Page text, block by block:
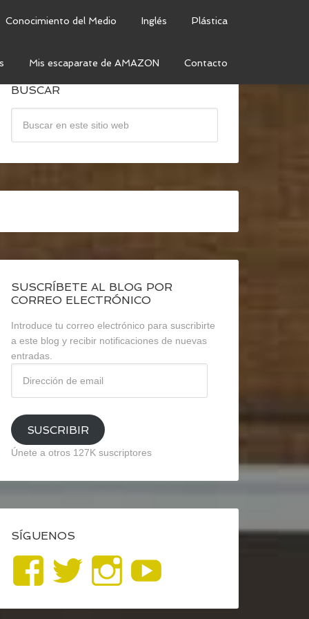
Conocimiento del Medio Inglés Plástica
Mis escaparate de AMAZON Contacto
BUSCAR
SUSCRÍBETE AL BLOG POR
CORREO ELECTRÓNICO
Introduce tu correo electrónico para suscribirte
a este blog y recibir notificaciones de nuevas
entradas.
email
SUSCRIBIR
Únete a otros 127K suscriptores
SÍGUENOS
Ver
perfil
Ver
perfil
Ver
perfil